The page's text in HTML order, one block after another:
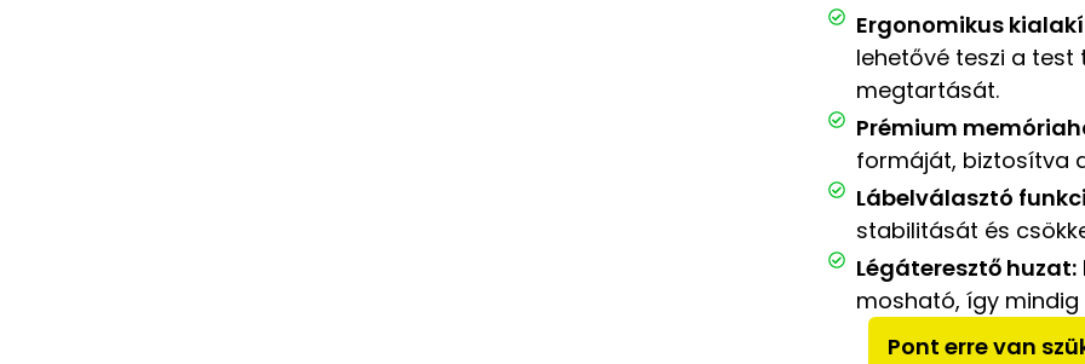
Ergonomikus
lehetővé teszi a
megtartását.
Prémium
formáját, biztosítva
Lábelválasztó
stabilitását és
Légáteresztő huzat:
mosható, így mindig
Pont erre van